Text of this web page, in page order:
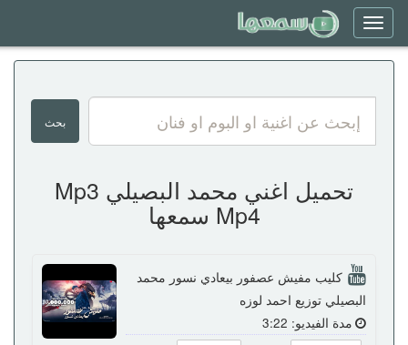
Toggle
navigation
تحميل اغني محمد البصيلي Mp3
Mp4 سمعها
كليب مفيش عصفور بيعادي نسور محمد
البصيلي توزيع احمد لوزه
مدة الفيديو: 3:22